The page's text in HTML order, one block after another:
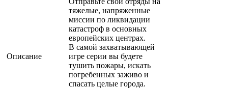
Описание
тяжелые, напряженные
миссии по ликвидации
катастроф в основных
европейских центрах.
В самой захватывающей
игре серии вы будете
тушить пожары, искать
погребенных заживо и
спасать целые города.